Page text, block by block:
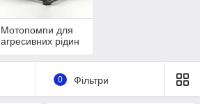
Мотопомпи для
агресивних рідин
0 Фільтри